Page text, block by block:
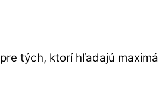
tých, ktorí hľadajú